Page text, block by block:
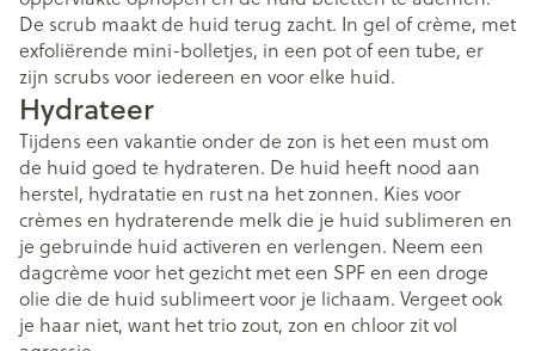
De scrub maakt de huid terug zacht. In gel of crème, met
exfoliërende mini-bolletjes, in een pot of een tube, er
zijn scrubs voor iedereen en voor elke huid.
Hydrateer
Tijdens een vakantie onder de zon is het een must om
de huid goed te hydrateren. De huid heeft nood aan
herstel, hydratatie en rust na het zonnen. Kies voor
crèmes en hydraterende melk die je huid sublimeren en
je gebruinde huid activeren en verlengen. Neem een
dagcrème voor het gezicht met een SPF en een droge
olie die de huid sublimeert voor je lichaam. Vergeet ook
je haar niet, want het trio zout, zon en chloor zit vol